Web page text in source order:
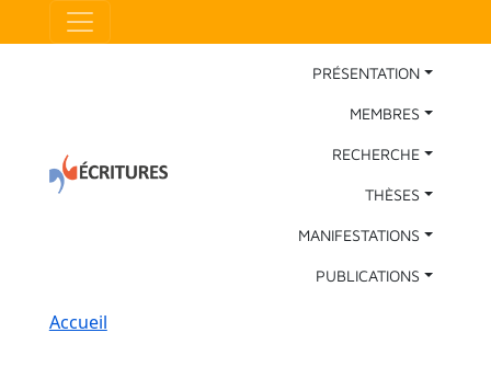
Aller au contenu principal
Main Navigation
PRÉSENTATION
MEMBRES
RECHERCHE
THÈSES
MANIFESTATIONS
PUBLICATIONS
Fil d'Ariane
Accueil
Panneau de gestion des cookies